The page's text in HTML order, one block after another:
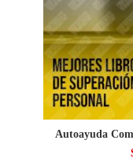
Autoayuda